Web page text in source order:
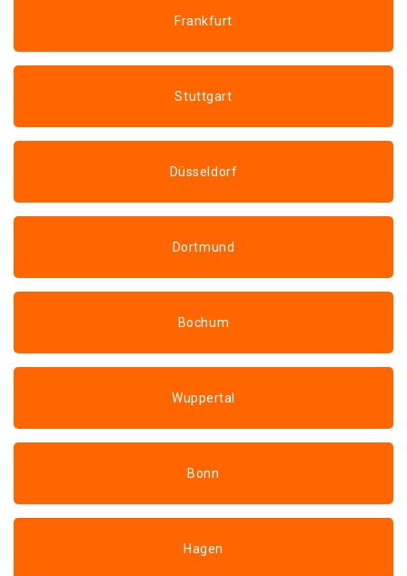
Frankfurt
Stuttgart
Düsseldorf
Dortmund
Bochum
Wuppertal
Bonn
Hagen